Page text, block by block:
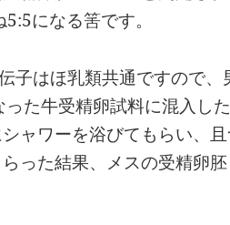
になる筈です。
子はほ乳類共通ですので
た牛受精卵試料に混入し
ャワーを浴びてもらい、
った結果、メスの受精卵